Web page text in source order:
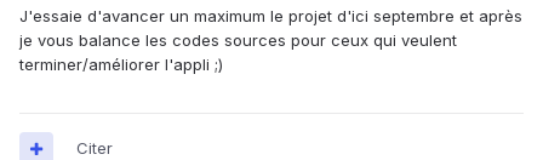
J'essaie d'avancer un maximum le projet d'ici septembre et après
je vous balance les codes sources pour ceux qui veulent
terminer/améliorer l'appli ;)
Citer